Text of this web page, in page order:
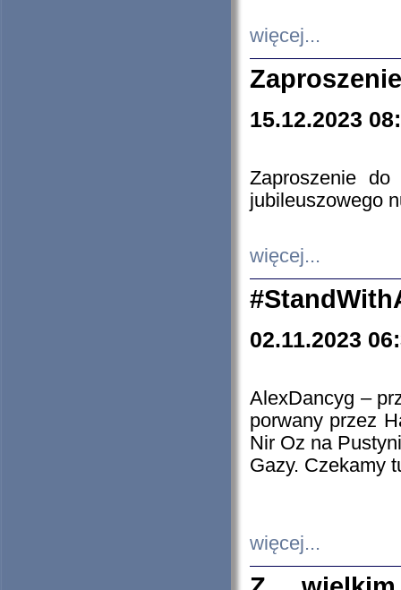
więcej...
15.12.2023
Zaproszenie do
jubileuszowego
więcej...
02.11.2023
AlexDancyg –
porwany przez
Nir Oz na
Gazy. Czekamy
więcej...